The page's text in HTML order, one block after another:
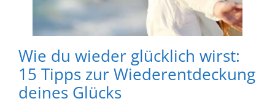
Wie du wieder glücklich wirst:
15 Tipps zur Wiederentdeckung
deines Glücks